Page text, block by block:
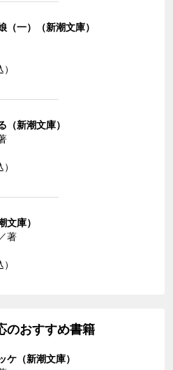
（一）（新潮文庫）
（新潮文庫）
文庫）
著
のおすすめ書籍
ケ（新潮文庫）